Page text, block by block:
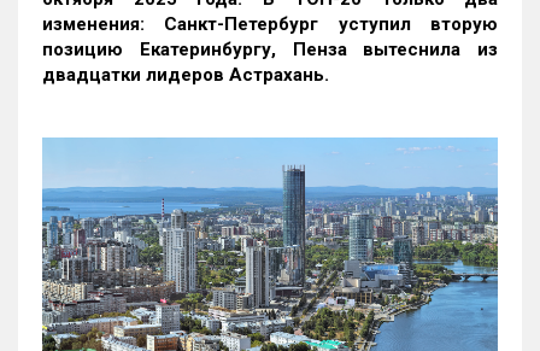
изменения: Санкт-Петербург уступил вторую
позицию Екатеринбургу, Пенза вытеснила из
двадцатки лидеров Астрахань.